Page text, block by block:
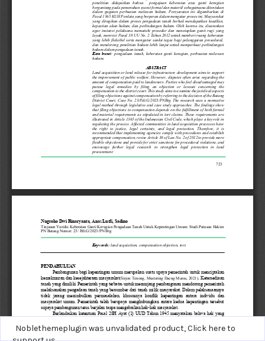
Noblethemeplugin was unvalidated product,Click here to